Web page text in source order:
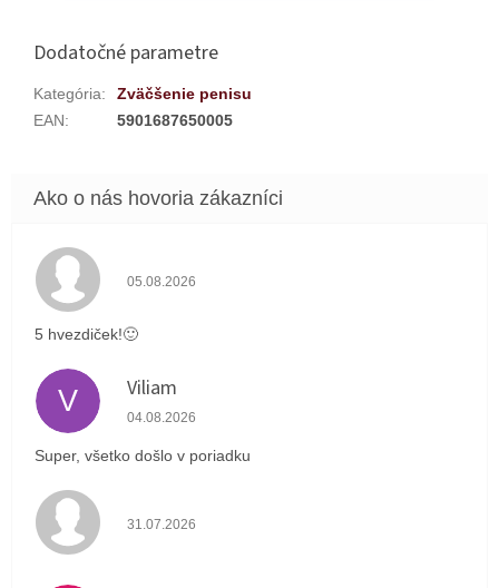
Dodatočné parametre
Kategória:
Zväčšenie penisu
EAN: 5901687650005
Hodnotenie obchodu je 5 z 5 hviezdičiek.
05.08.2026
5 hvezdiček!🙂
V Viliam
Hodnotenie obchodu je 5 z 5 hviezdičiek.
04.08.2026
Super, všetko došlo v poriadku
Hodnotenie obchodu je 4 z 5 hviezdičiek.
31.07.2026